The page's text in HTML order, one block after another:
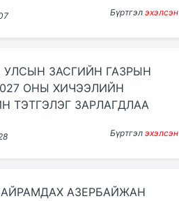
Бүртгэлэхэлсэн
ЗАСГИЙН ГАЗРЫН
ОНЫ ХИЧЭЭЛИЙН
ТЭТГЭЛЭГ ЗАРЛАГДЛАА
Бүртгэлэхэлсэн
АЗЕРБАЙЖАН